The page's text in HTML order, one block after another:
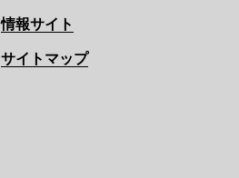
情報サイト
サイトマップ